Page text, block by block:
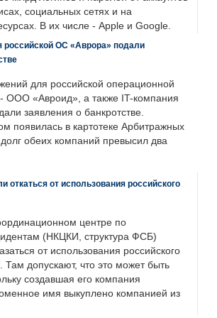
социальных сетях и на
В их числе - Apple и Google.
российской ОС «Аврора» подали
для российской операционной
ООО «Авроид», а также IT-компания
заявления о банкротстве.
появилась в картотеке Арбитражных
обеих компаний превысил два
откаться от использования российского
центре по
(НКЦКИ, структура ФСБ)
от использования российского
Там допускают, что это может быть
создавшая его компания
имя выкуплено компанией из